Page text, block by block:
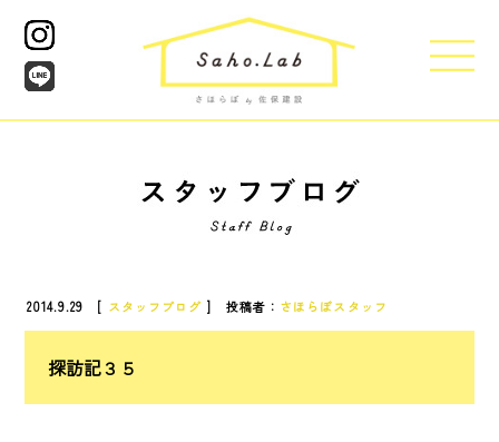
2014.9.29 [ スタッフブログ ] 投稿者： さほらぼスタッフ
探訪記３５